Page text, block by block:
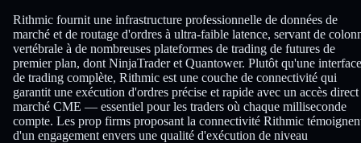
Rithmic fournit une infrastructure professionnelle de données de
marché et de routage d'ordres à ultra-faible latence, servant de
vertébrale à de nombreuses plateformes de trading de futures de
premier plan, dont NinjaTrader et Quantower. Plutôt qu'une interface
de trading complète, Rithmic est une couche de connectivité qui
garantit une exécution d'ordres précise et rapide avec un accès direct
marché CME — essentiel pour les traders où chaque milliseconde
compte. Les prop firms proposant la connectivité Rithmic
d'un engagement envers une qualité d'exécution de niveau